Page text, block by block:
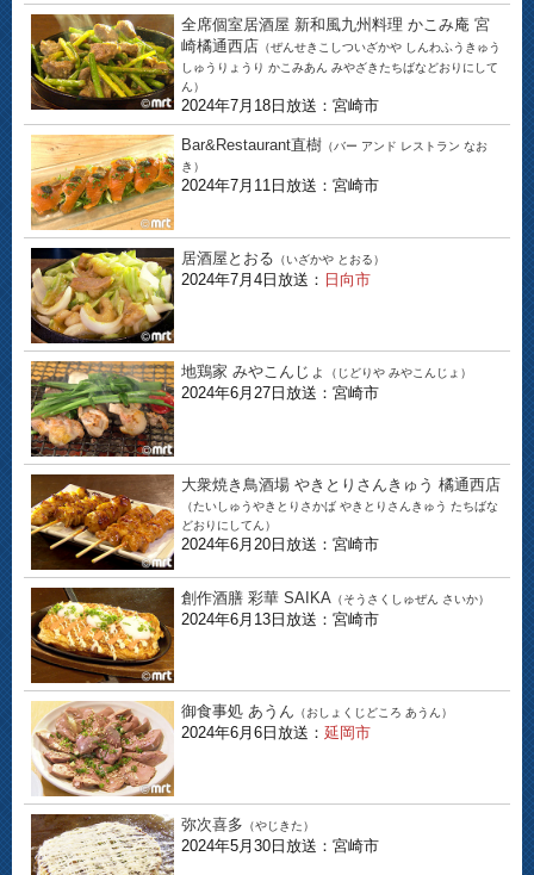
全席個室居酒屋 新和風九州料理 かこみ庵 宮
崎橘通西店 （ぜんせきこしついざかや しんわふうきゅう
しゅうりょうり かこみあん みやざきたちばなどおりにして
ん）
2024年7月18日放送：宮崎市
Bar&Restaurant直樹 （バー アンド レストラン なお
き）
2024年7月11日放送：宮崎市
居酒屋とおる （いざかや とおる）
2024年7月4日放送： 日向市
地鶏家 みやこんじょ （じどりや みやこんじょ）
2024年6月27日放送：宮崎市
大衆焼き鳥酒場 やきとりさんきゅう 橘通西店
（たいしゅうやきとりさかば やきとりさんきゅう たちばな
どおりにしてん）
2024年6月20日放送：宮崎市
創作酒膳 彩華 SAIKA （そうさくしゅぜん さいか）
2024年6月13日放送：宮崎市
御食事処 あうん （おしょくじどころ あうん）
2024年6月6日放送： 延岡市
弥次喜多 （やじきた）
2024年5月30日放送：宮崎市